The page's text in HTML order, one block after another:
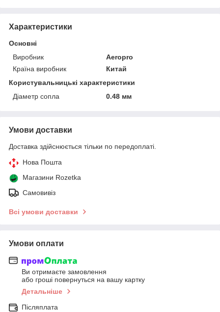
Характеристики
Основні
Виробник
Aeropro
Країна виробник
Китай
Користувальницькі характеристики
Діаметр сопла
0.48 мм
Умови доставки
Доставка здійснюється тільки по передоплаті.
Нова Пошта
Магазини Rozetka
Самовивіз
Всі умови доставки
Умови оплати
Ви отримаєте замовлення
або гроші повернуться на вашу картку
Детальніше
Післяплата